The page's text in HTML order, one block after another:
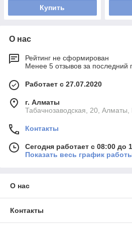
Купить
О нас
Рейтинг не сформирован
Менее 5 отзывов за последний
Работает с 27.07.2020
г. Алматы
Табачнозаводская, 20, Алматы,
Контакты
Сегодня работает с 08:00 до
Показать весь график
О нас
Контакты